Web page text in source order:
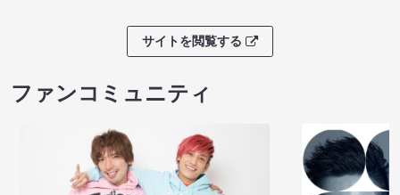
サイトを閲覧する
ファンコミュニティ